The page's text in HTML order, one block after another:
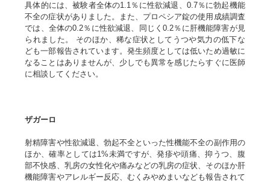
具体的には、被験者全体の1.1％に性欲減退、0.7％に勃起機能
不全の症状がありました。また、プロペシア錠の使用成績調査
では、全体の0.2％に性欲減退、同じく0.2％に肝機能障害が見
られました。 そのほか、稀な症状としてうつや気力の低下な
ども一部報告されています。発生頻度としては低いため過敏に
なることはありませんが、少しでも異常を感じたらすぐに医師
に相談してください。
ザガーロ
射精障害や性欲減退、勃起不全といった性機能不全の副作用の
ほか、確率としては1%未満ですが、発疹や頭痛、抑うつ、腹
部不快感、乳房の女性化や痛みなどの乳房の症状、そのほか肝
機能障害やアレルギー反応、むくみやめまいなども報告されて